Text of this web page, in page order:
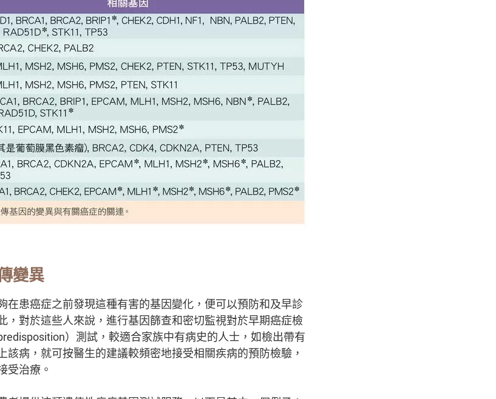
變異
在患癌症之前發現這種有害的基因變化，便可以預防和及早診
，對於這些人來說，進行基因篩查和密切監視對於早期癌症檢
）測試，較適合家族中有病史的人士，如檢出帶有
該病，就可按醫生的建議較頻密地接受相關疾病的預防檢驗，
受治療。